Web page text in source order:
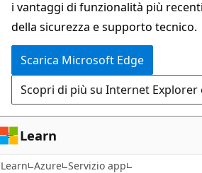
principale
i vantaggi di funzionalità più
della sicurezza e supporto tecnico.
Scarica Microsoft Edge
Scopri di più su Internet
Learn
Learn Azure Servizio app